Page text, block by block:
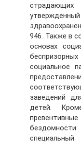
страдающих
946. Также в
основах
социальное
заведений
детей.